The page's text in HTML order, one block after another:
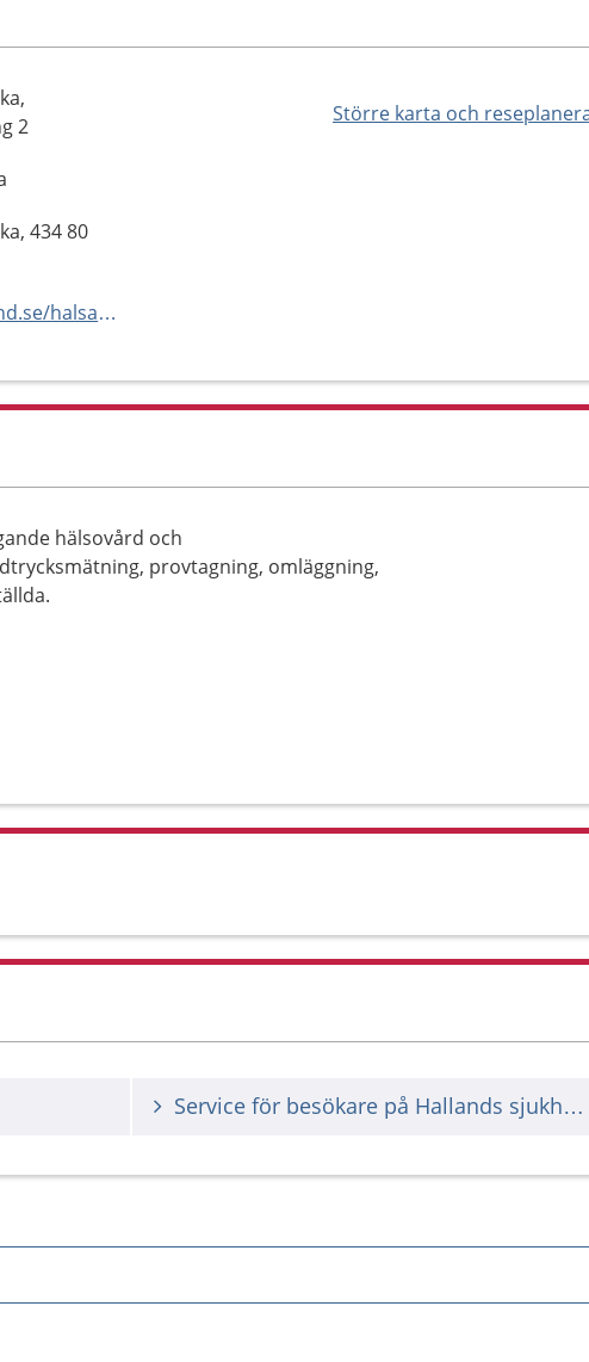
Större karta och
2
434 80
https://www.regionhalland.se/halsa-och-vard/vardcentralen-halland/
hälsovård och
provtagning, omläggning,
Service för besökare på Hallands sjukhus Kungsbacka